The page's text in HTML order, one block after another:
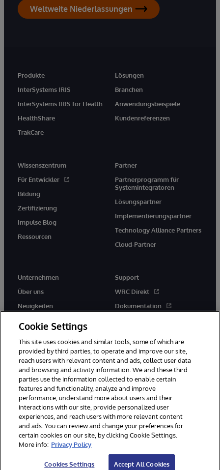
Weltweite Niederlassungen
Produkte
InterSystems IRIS
InterSystems IRIS for Health
HealthShare
TrakCare
Lösungen
Branchen
Anwendungsbeispiele
Kundenreferenzen
Wissenszentrum
Für Entwickler
Bildung
Zertifizierung
Impulse Blog
Ressourcen
Partner
Partnerprogramm für
Systemintegratoren
Lösungspartner
Implementierungspartner
Technology Alliance Partners
Cloud-Partner
Unternehmen
Über uns
Neuigkeiten
Support
WRC Direkt
Dokumentation
© 1996-2026 InterSystems Corporation, Boston, MA. Alle Rechte
vorbehalten.
Mitteilungen/Geschäftsbedingungen
Erklärung zum Datenschutz
Geld-zurück-Garantie
Impressum Barrierefreiheit
Cookie Settings
This site uses cookies and similar tools, some of which are
provided by third parties, to operate and improve our site,
reach users with relevant content and ads, collect user data
and browsing and activity information. We and these third
parties use the information collected to enable certain
features and functionality, analyze and improve
performance, understand more about users and their
interactions with our site, provide personalized user
experiences, and reach users with more relevant content
and ads. You can review and change your preferences for
certain cookies on our site, by clicking Cookie Settings.
More info: Privacy Policy
Cookies Settings Accept All Cookies